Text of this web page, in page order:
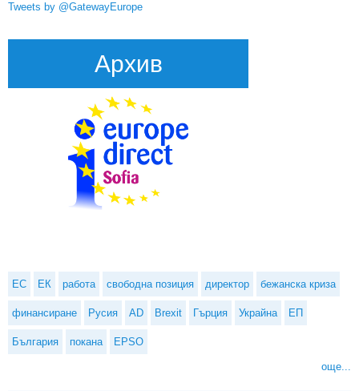
Tweets by @GatewayEurope
Архив
ЕС ЕК работа свободна позиция директор бежанска криза
финансиране Русия AD Brexit Гърция Украйна ЕП
България покана EPSO
още...